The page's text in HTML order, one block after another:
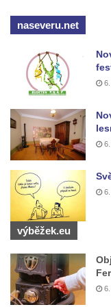
Křížovém vrchu
Poustevna na
vrchu ve Frýdlantu
Kostel svatého
Kostel
Slunečné
Kostel Jména
Kostel svatých
Kaple Stětí
Rumburku
Bývalá
Kostel svaté
Krásně
naseveru.net
výběžek.eu